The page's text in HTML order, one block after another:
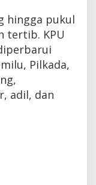
hingga pukul
tertib. KPU
Pilkada,
adil, dan